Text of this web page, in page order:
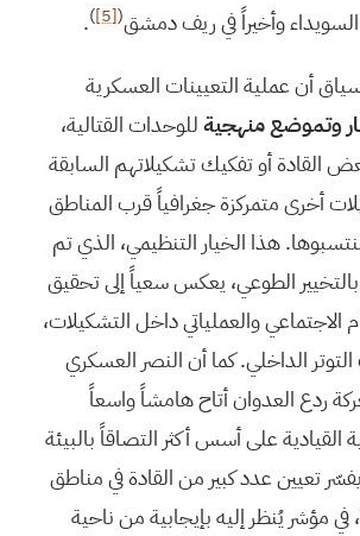
السويداء وأخيراً في ريف دمشق(
[5]
)
.
أن عملية التعيينات العسكرية
وتموضع منهجيةللوحدات القتالية،
أو تفكيك تشكيلاتهم السابقة
أخرى متمركزة جغرافياً قرب المناطق
هذا الخيار التنظيمي، الذي تم
الطوعي، يعكس سعياً إلى تحقيق
والعملياتي داخل التشكيلات،
الداخلي. كما أن النصر العسكري
ردع العدوان أتاح هامشاً واسعاً
القيادية على أسس أكثر التصاقاً بالبيئة
تعيين عدد كبير من القادة في مناطق
في مؤشر يُنظر إليه بإيجابية من ناحية